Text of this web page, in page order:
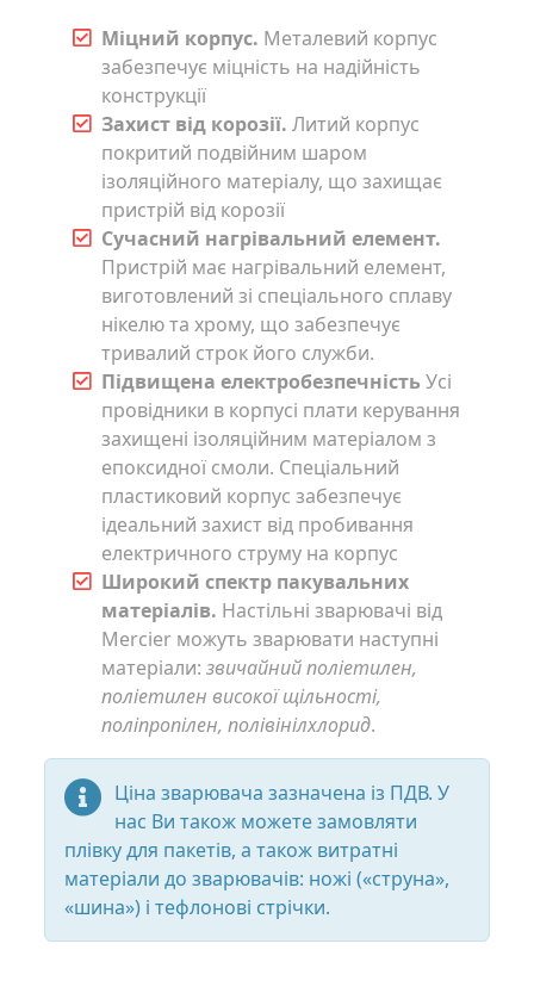
Міцний корпус. Металевий корпус
забезпечує міцність на надійність
конструкції
Захист від корозії. Литий корпус
покритий подвійним шаром
ізоляційного матеріалу, що захищає
пристрій від корозії
Сучасний нагрівальний елемент.
Пристрій має нагрівальний елемент,
виготовлений зі спеціального сплаву
нікелю та хрому, що забезпечує
тривалий строк його служби.
Підвищена електробезпечність Усі
провідники в корпусі плати керування
захищені ізоляційним матеріалом з
епоксидної смоли. Спеціальний
пластиковий корпус забезпечує
ідеальний захист від пробивання
електричного струму на корпус
Широкий спектр пакувальних
матеріалів. Настільні зварювачі від
Mercier можуть зварювати наступні
матеріали: звичайний поліетилен,
поліетилен високої щільності,
поліпропілен, полівінілхлорид.
Ціна зварювача зазначена із ПДВ. У
нас Ви також можете замовляти
плівку для пакетів, а також витратні
матеріали до зварювачів: ножі («струна»,
«шина») і тефлонові стрічки.